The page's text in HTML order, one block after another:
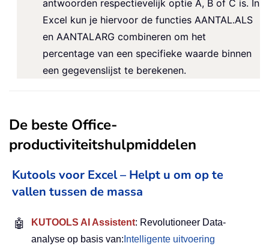
antwoorden respectievelijk optie A, B of C is. In
Excel kun je hiervoor de functies AANTAL.ALS
en AANTALARG combineren om het
percentage van een specifieke waarde binnen
een gegevenslijst te berekenen.
De beste Office-
productiviteitshulpmiddelen
Kutools voor Excel – Helpt u om op te
vallen tussen de massa
🤖 KUTOOLS AI Assistent: Revolutioneer Data-
analyse op basis van: Intelligente uitvoering